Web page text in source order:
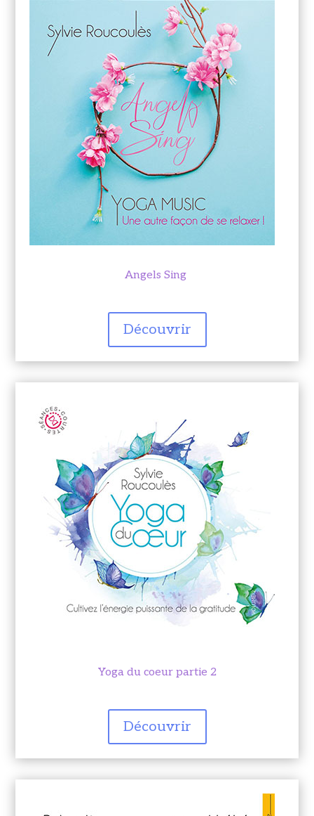
Angels Sing
Découvrir
Yoga du coeur partie 2
Découvrir